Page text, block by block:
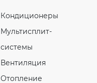
Кондиционеры
Мультисплит-
системы
Вентиляция
Отопление